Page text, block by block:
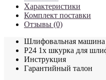
Характеристики
Комплект поставки
Отзывы (0)
Шлифовальная машина
P24 1х шкурка для
Инструкция
Гарантийный талон